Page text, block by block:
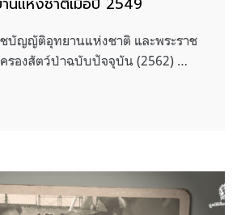
ชบัญญัติอุทยานแห่งชาติ และพระราช
องสัตว์ป่าฉบับปัจจุบัน (2562) …
ที่ 31] กฏหมาย “เปิดป่า ค้าสัตว์” บทบาทอัน